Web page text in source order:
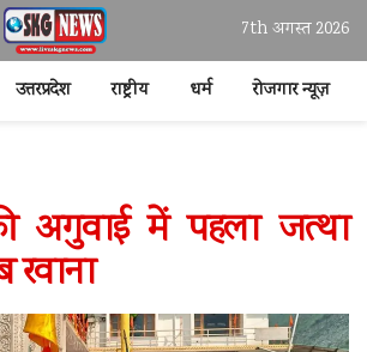
7th अगस्त 2026
उत्तरप्रदेश राष्ट्रीय धर्म रोजगार न्यूज़
अगुवाई में पहला जत्था
रवाना